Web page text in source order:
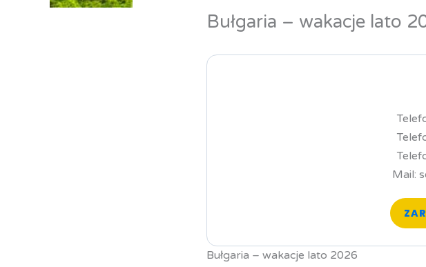
Bułgaria – wakacje lato
Mail:
Bułgaria – wakacje lato 2026